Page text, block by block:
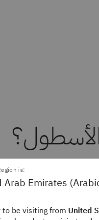
الأساطيل
والخدمات وتشغيلها.
الأسطول لتحقيق أقصى
is:
Arab Emirates
to be visiting from United